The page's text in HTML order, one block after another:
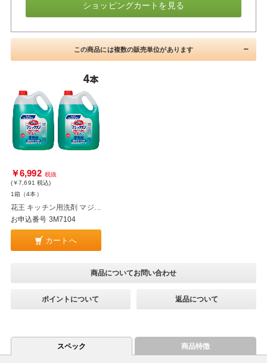
ショッピングカートを見る
この商品には複数の販売単位があります
￥6,992 税抜
(￥7,691 税込)
1箱（4本）
花王 キッチン用洗剤 マジックリン 除菌プラス 業務用 4.5L×4本
お申込番号 3M7104
カートへ
商品についてお問い合わせ
ポイントについて 返品について
スペック 商品特徴